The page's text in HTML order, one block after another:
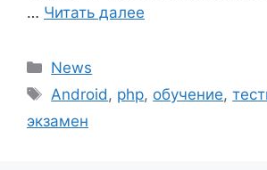
… Читать далее
Рубрики
News
Метки
Android , php, обучение,
экзамен